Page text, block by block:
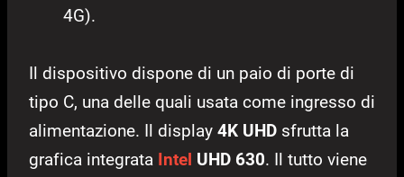
4G).
Il dispositivo dispone di un paio di porte di
tipo C, una delle quali usata come ingresso di
alimentazione. Il display 4K UHD sfrutta la
grafica integrata Intel UHD 630. Il tutto viene